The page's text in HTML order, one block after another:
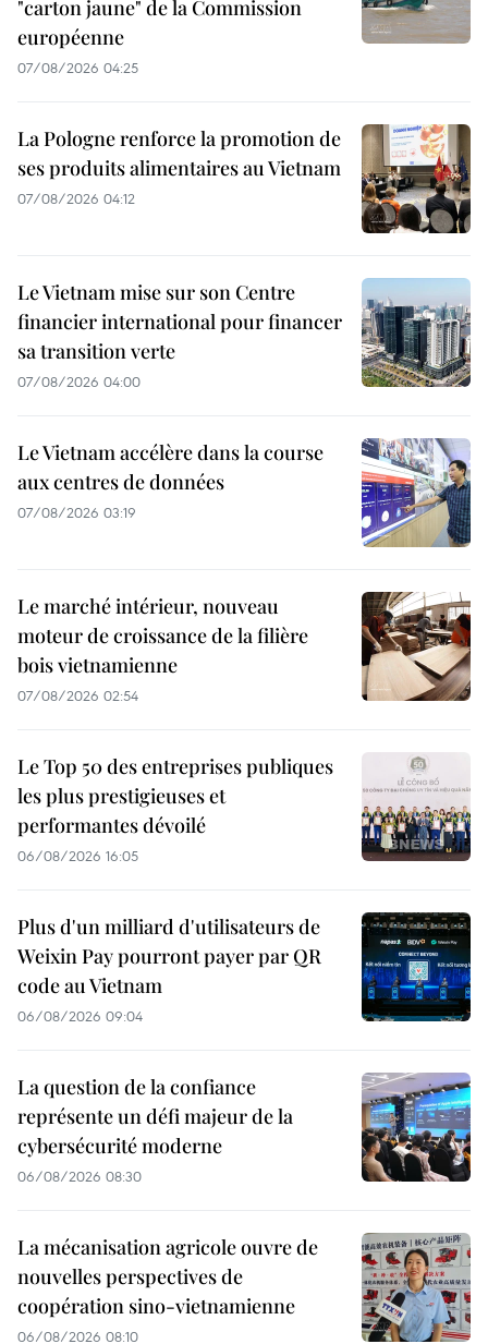
"carton jaune" de la Commission
européenne
07/08/2026 04:25
La Pologne renforce la promotion de
ses produits alimentaires au Vietnam
07/08/2026 04:12
Le Vietnam mise sur son Centre
financier international pour financer
sa transition verte
07/08/2026 04:00
Le Vietnam accélère dans la course
aux centres de données
07/08/2026 03:19
Le marché intérieur, nouveau
moteur de croissance de la filière
bois vietnamienne
07/08/2026 02:54
Le Top 50 des entreprises publiques
les plus prestigieuses et
performantes dévoilé
06/08/2026 16:05
Plus d'un milliard d'utilisateurs de
Weixin Pay pourront payer par QR
code au Vietnam
06/08/2026 09:04
La question de la confiance
représente un défi majeur de la
cybersécurité moderne
06/08/2026 08:30
La mécanisation agricole ouvre de
nouvelles perspectives de
coopération sino-vietnamienne
06/08/2026 08:10